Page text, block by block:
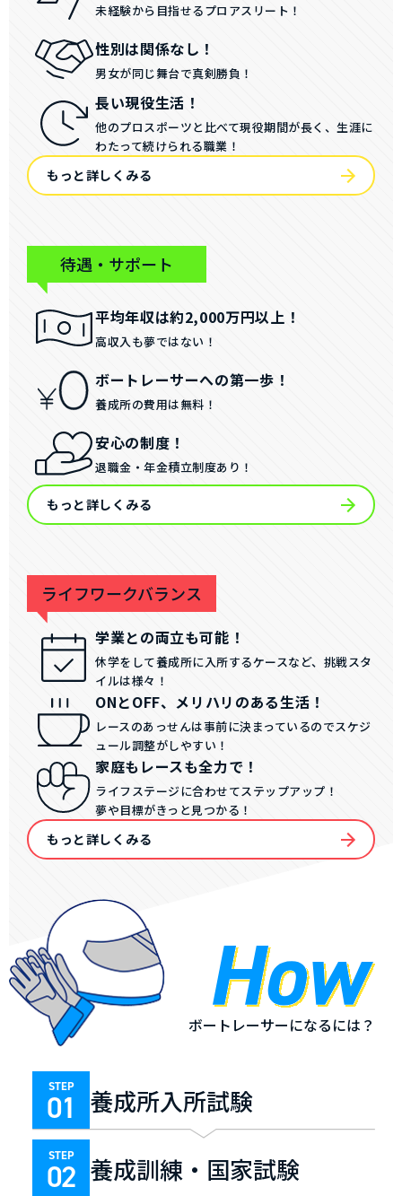
未経験から目指せるプロアスリート！
性別は関係なし！
男女が同じ舞台で真剣勝負！
長い現役生活！
他のプロスポーツと比べて現役期間が長く、生涯に
わたって続けられる職業！
もっと詳しくみる
待遇・サポート
平均年収は約2,000万円以上！
高収入も夢ではない！
ボートレーサーへの第一歩！
養成所の費用は無料！
安心の制度！
退職金・年金積立制度あり！
もっと詳しくみる
ライフワークバランス
学業との両立も可能！
休学をして養成所に入所するケースなど、挑戦スタ
イルは様々！
ONとOFF、メリハリのある生活！
レースのあっせんは事前に決まっているのでスケジ
ュール調整がしやすい！
家庭もレースも全力で！
ライフステージに合わせてステップアップ！
夢や目標がきっと見つかる！
もっと詳しくみる
ボートレーサーになるには？
STEP
01 養成所入所試験
STEP
02 養成訓練・国家試験